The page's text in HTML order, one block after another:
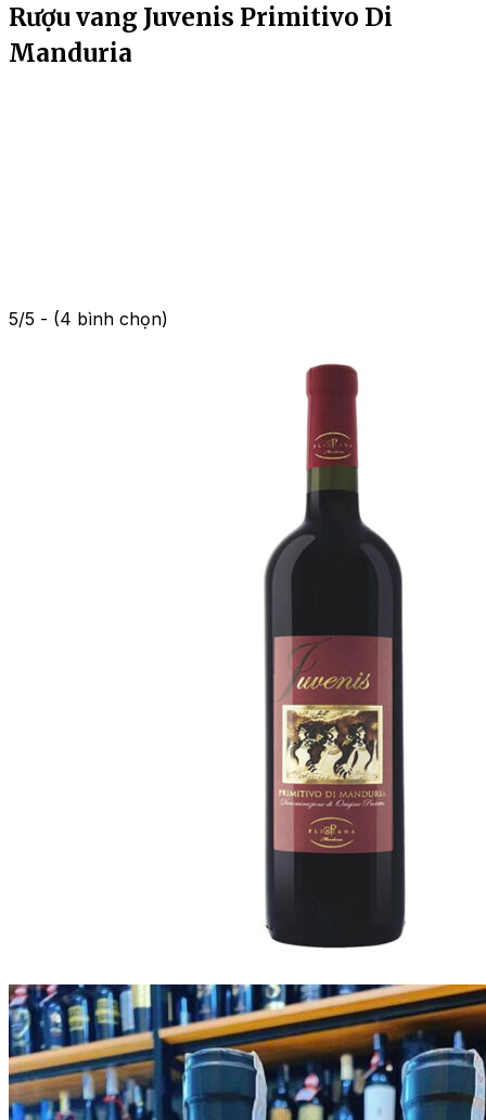
Rượu vang Juvenis Primitivo Di
Manduria
5/5 - (4 bình chọn)